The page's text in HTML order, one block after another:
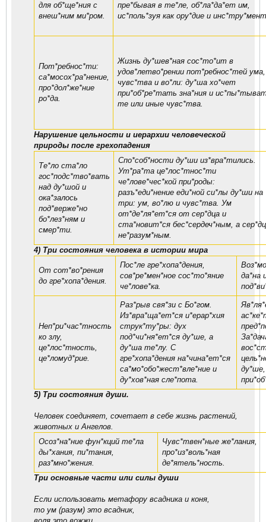
для об*ще*ния с
внеш*ним ми*ром.
пре*бывая в те*ле, об*ла*да*ет им,
ис*поль*зуя как ору*дие и
Пот*ребнос*ти:
са*мосох*ра*нение,
про*дол*же*ние
ро*да.
Жизнь ду*шев*ная сос*то*ит в
удов*летво*рении пот*ребнос*тей ума,
чувс*тва и во*ли: ду*ша хо*чет
при*об*ре*тать зна*ния и
те или иные чувс*тва.
Нарушение цельности и иерархии человеческой
природы после грехопадения
Те*ло ста*ло
гос*подс*тво*вать
над ду*шой и
ока*залось
под*верже*но
бо*лез*ням и
смер*ти.
Спо*соб*ности ду*ши из*вра*тились.
Ут*ра*та це*лос*тнос*ти
че*лове*чес*кой при*роды:
разъ*еди*нение еди*ной си*лы ду*ши на
три: ум, во*лю и чувс*тва. Ум
от*де*ля*ет*ся от сер*дца и
ста*новит*ся бес*сердеч*ным, а
не*разум*ным.
4) Три состояния человека в истории мира
От сот*во*рения
до гре*хопа*дения.
Пос*ле гре*хопа*дения,
сов*ре*мен*ное сос*то*яние
че*лове*ка.
да*на
Неп*ри*час*тность
ко злу,
це*лос*тность,
це*ломуд*рие.
Раз*рыв свя*зи с Бо*гом.
Из*вра*ща*ет*ся и*ерар*хия
струк*ту*ры: дух
под*чи*ня*ет*ся ду*ше, а
ду*ша те*лу. С
гре*хопа*дения на*чина*ет*ся
са*мо*обо*жест*вле*ние и
ду*хов*ная сле*пота.
5) Три состояния души.
Человек соединяет, сочетает в себе жизнь растений,
животных и Ангелов.
Осоз*на*ние фун*кций те*ла
ды*хания, пи*тания,
раз*мно*жения.
Чувс*твен*ные же*лания,
про*из*воль*ная
де*ятель*ность.
Tри основные части или силы души
Если использовать метафору всадника и коня,
то ум (разум) это всадник,